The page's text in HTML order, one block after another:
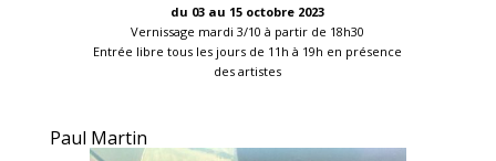
du 03 au 15 octobre 2023
Vernissage mardi 3/10 à partir de 18h30
Entrée libre tous les jours de 11h à 19h en présence
des artistes
Paul Martin